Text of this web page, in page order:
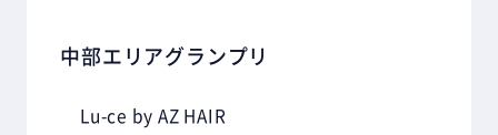
中部エリアグランプリ
Lu-ce by AZ HAIR